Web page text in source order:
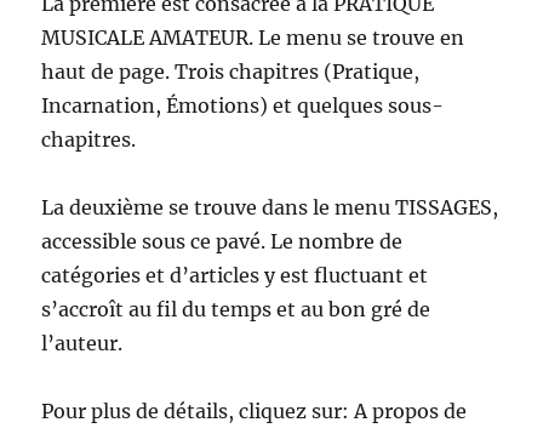
MUSICALE AMATEUR. Le menu se trouve en
haut de page. Trois chapitres (Pratique,
Incarnation, Émotions) et quelques sous-
chapitres.
La deuxième se trouve dans le menu TISSAGES,
accessible sous ce pavé. Le nombre de
catégories et d’articles y est fluctuant et
s’accroît au fil du temps et au bon gré de
l’auteur.
Pour plus de détails, cliquez sur: A propos de